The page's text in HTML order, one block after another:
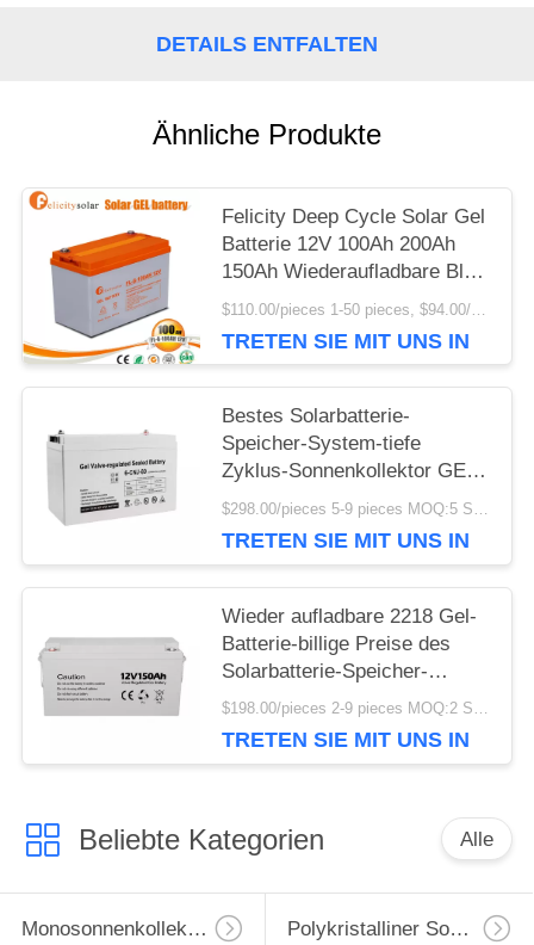
DETAILS ENTFALTEN
Ähnliche Produkte
Felicity Deep Cycle Solar Gel
Batterie 12V 100Ah 200Ah
150Ah Wiederaufladbare Blei-
Säure-Batterie für das
Sonnensystem
TRETEN SIE MIT UNS IN
VERBINDUNG
Bestes Solarbatterie-
Speicher-System-tiefe
Zyklus-Sonnenkollektor GEL
Batterie 12v 200ah
$298.00/pieces 5-9 pieces MOQ:5 Stücke
TRETEN SIE MIT UNS IN
VERBINDUNG
Wieder aufladbare 2218 Gel-
Batterie-billige Preise des
Solarbatterie-Speicher-
System-langes Lebens-tiefe $198.00/pieces 2-9 pieces MOQ:2 Stücke
TRETEN SIE MIT UNS IN
VERBINDUNG
Beliebte Kategorien Alle
Monosonnenkollektor Polykristalliner Sonnenkollektor